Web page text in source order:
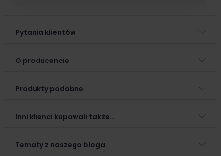
Pytania klientów
O producencie
Produkty podobne
Inni klienci kupowali także...
Tematy z naszego bloga